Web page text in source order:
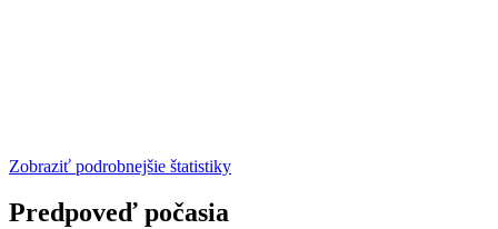
Zobraziť podrobnejšie štatistiky
Predpoveď počasia